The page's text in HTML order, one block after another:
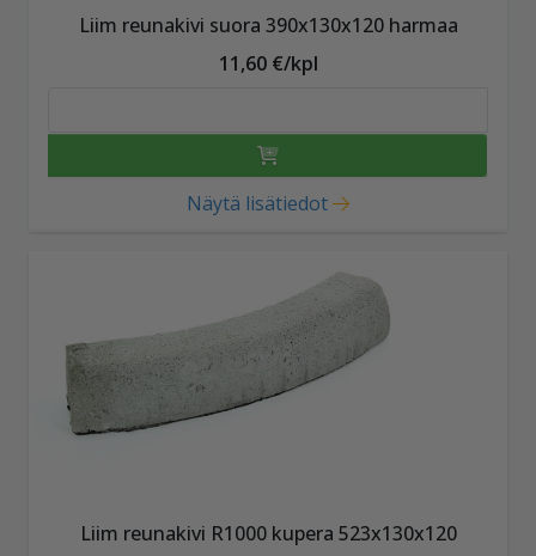
Liim reunakivi suora 390x130x120 harmaa
11,60 €/kpl
Näytä lisätiedot
Liim reunakivi R1000 kupera 523x130x120